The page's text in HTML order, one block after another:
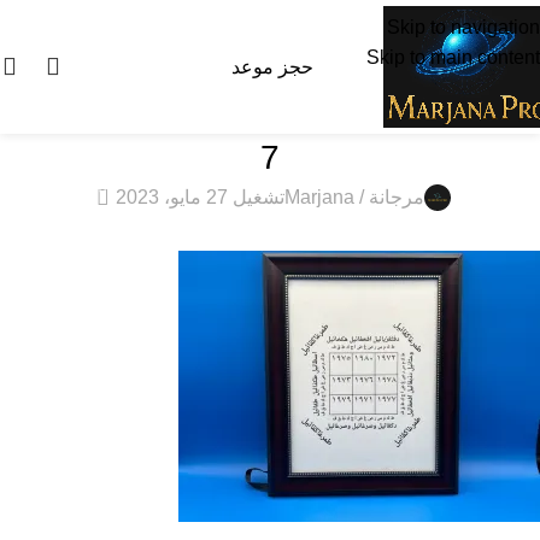
Skip to navigation
Skip to main content
حجز موعد
7
مرجانة / Marjana تشغيل 27 مايو، 2023 0